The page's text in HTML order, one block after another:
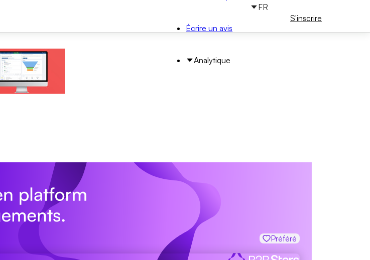
Écrire un avis
Analytique
FR
S'inscrire
Préféré